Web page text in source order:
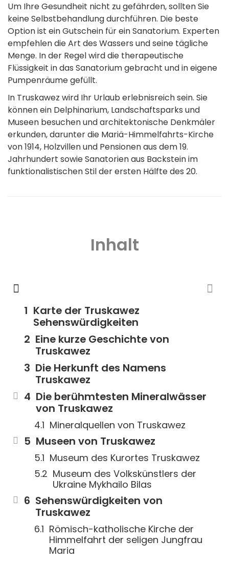
Um Ihre Gesundheit nicht zu gefährden, sollten Sie
keine Selbstbehandlung durchführen. Die beste
Option ist ein Gutschein für ein Sanatorium. Experten
empfehlen die Art des Wassers und seine tägliche
Menge. In der Regel wird die therapeutische
Flüssigkeit in das Sanatorium gebracht und in eigene
Pumpenräume gefüllt.
In Truskawez wird Ihr Urlaub erlebnisreich sein. Sie
können ein Delphinarium, Landschaftsparks und
Museen besuchen und architektonische Denkmäler
erkunden, darunter die Mariä-Himmelfahrts-Kirche
von 1914, Holzvillen und Pensionen aus dem 19.
Jahrhundert sowie Sanatorien aus Backstein im
funktionalistischen Stil der ersten Hälfte des 20.
Inhalt
Karte der Truskawez
Sehenswürdigkeiten
Eine kurze Geschichte von
Truskawez
Die Herkunft des Namens
Truskawez
Die berühmtesten Mineralwässer
von Truskawez
Mineralquellen von Truskawez
Museen von Truskawez
Museum des Kurortes Truskawez
Museum des Volkskünstlers der
Ukraine Mykhailo Bilas
Sehenswürdigkeiten von
Truskawez
Römisch-katholische Kirche der
Himmelfahrt der seligen Jungfrau
Maria